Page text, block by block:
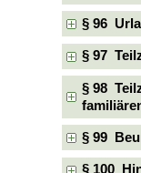
§ 96
§ 97
§ 98
§ 99
§ 100